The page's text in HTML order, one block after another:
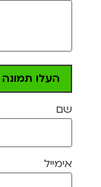
העלו
שם
אימייל